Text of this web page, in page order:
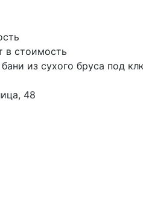
в стоимость
из сухого бруса под
48